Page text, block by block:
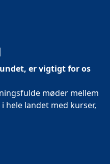
er vigtigt for os
møder mellem
hele landet med kurser,